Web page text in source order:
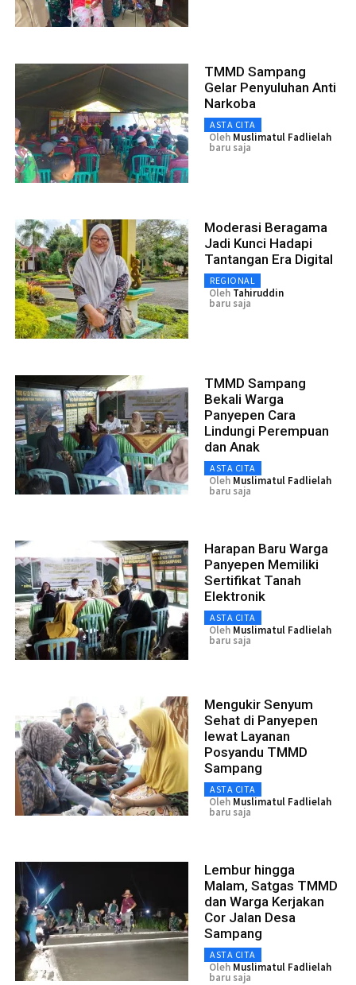
TMMD Sampang
Gelar Penyuluhan Anti
Narkoba
ASTA CITA
Oleh Muslimatul Fadlielah
baru saja
Moderasi Beragama
Jadi Kunci Hadapi
Tantangan Era Digital
REGIONAL
Oleh Tahiruddin
baru saja
TMMD Sampang
Bekali Warga
Panyepen Cara
Lindungi Perempuan
dan Anak
ASTA CITA
Oleh Muslimatul Fadlielah
baru saja
Harapan Baru Warga
Panyepen Memiliki
Sertifikat Tanah
Elektronik
ASTA CITA
Oleh Muslimatul Fadlielah
baru saja
Mengukir Senyum
Sehat di Panyepen
lewat Layanan
Posyandu TMMD
Sampang
ASTA CITA
Oleh Muslimatul Fadlielah
baru saja
Lembur hingga
Malam, Satgas TMMD
dan Warga Kerjakan
Cor Jalan Desa
Sampang
ASTA CITA
Oleh Muslimatul Fadlielah
baru saja